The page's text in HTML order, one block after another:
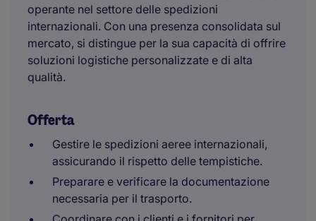
operante nel settore delle spedizioni
internazionali. Con una presenza consolidata sul
mercato, si distingue per la sua capacità di offrire
soluzioni logistiche personalizzate e di alta
qualità.
Offerta
Gestire le spedizioni aeree internazionali,
assicurando il rispetto delle tempistiche.
Preparare e verificare la documentazione
necessaria per il trasporto.